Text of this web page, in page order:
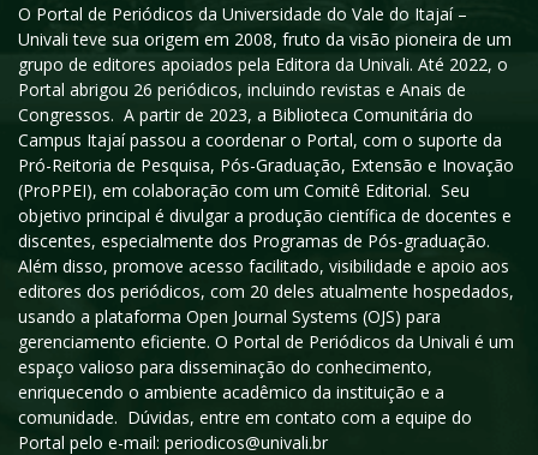
O Portal de Periódicos da Universidade do Vale do Itajaí –
Univali teve sua origem em 2008, fruto da visão pioneira de um
grupo de editores apoiados pela Editora da Univali. Até 2022, o
Portal abrigou 26 periódicos, incluindo revistas e Anais de
Congressos. A partir de 2023, a Biblioteca Comunitária do
Campus Itajaí passou a coordenar o Portal, com o suporte da
Pró-Reitoria de Pesquisa, Pós-Graduação, Extensão e Inovação
(ProPPEI), em colaboração com um Comitê Editorial. Seu
objetivo principal é divulgar a produção científica de docentes e
discentes, especialmente dos Programas de Pós-graduação.
Além disso, promove acesso facilitado, visibilidade e apoio aos
editores dos periódicos, com 20 deles atualmente hospedados,
usando a plataforma Open Journal Systems (OJS) para
gerenciamento eficiente. O Portal de Periódicos da Univali é um
espaço valioso para disseminação do conhecimento,
enriquecendo o ambiente acadêmico da instituição e a
comunidade. Dúvidas, entre em contato com a equipe do
Portal pelo e-mail: periodicos@univali.br